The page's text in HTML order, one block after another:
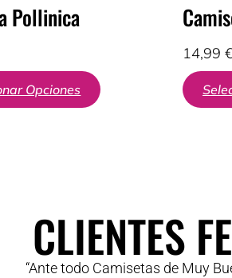
Pollinica
Opciones
14,99
CLIENTES
“Ante todo Camisetas de Muy